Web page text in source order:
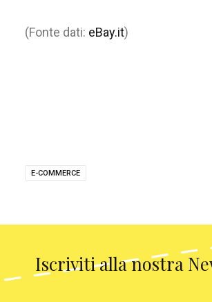
(Fonte dati: eBay.it)
E-COMMERCE
Iscriviti alla nostra